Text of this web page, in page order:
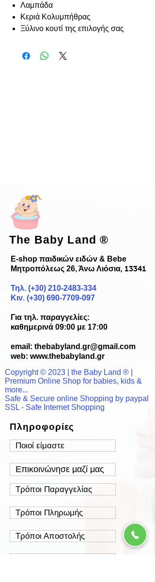
Λαμπάδα
Κεριά Κολυμπήθρας
Ξύλινο κουτί της επιλογής σας
The Baby Land®
E-shop παιδικών ειδών & Bebe
Μητροπόλεως 26, Άνω Λιόσια, 13341
Τηλ. (+30) 210-2483-334
Κιν. (+30) 690-7709-097
Για τηλ. παραγγελίες:
καθημερινά 09:00 με 17:00
email: thebabyland.gr@gmail.com
web: www.thebabyland.gr
Copyright © 2023 | the Baby Land ® |
Premium Online Shop for babies, kids &
more...
Safe & Secure online Shopping by paypal
SSL - Safe Internet Shopping
Πληροφορίες
Ποιοί είμαστε
Επικοινώνησε μαζί μας
Τρόποι Παραγγελίας
Τρόποι Πληρωμής
Τρόποι Αποστολής